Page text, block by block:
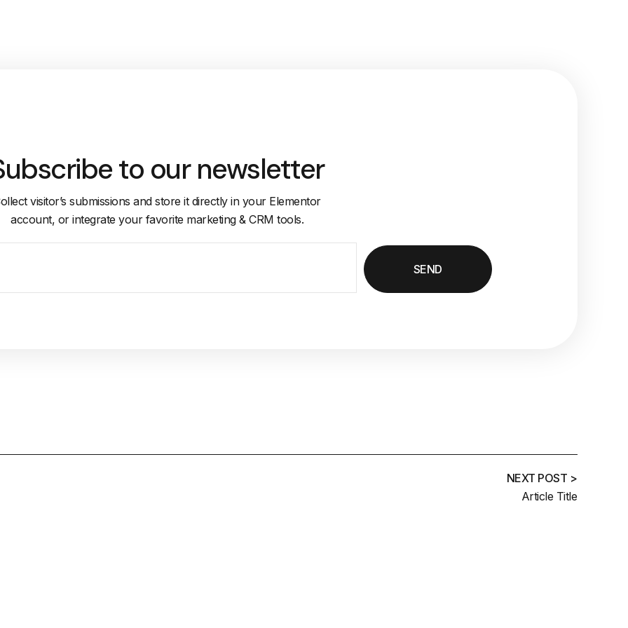
to our newsletter
visitor’s submissions and store it directly in your Elementor
account, or integrate your favorite marketing & CRM tools.
SEND
NEXT POST >
Article Title